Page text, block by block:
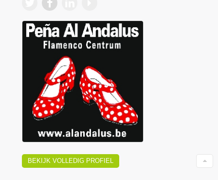
BEKIJK VOLLEDIG PROFIEL